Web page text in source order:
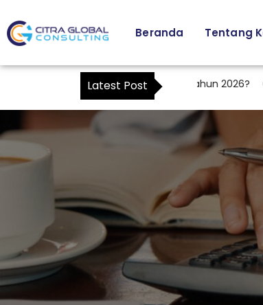
Beranda Tentang
Latest Post
Berubah dalam PMK Nomor 44 Tahun 2026?